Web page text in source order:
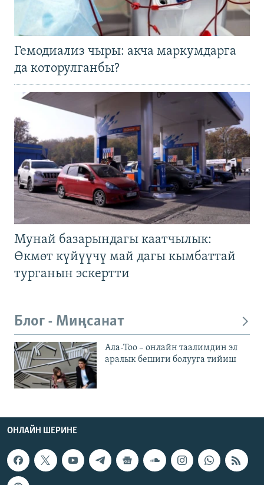
Гемодиализ чыры: акча маркумдарга
да которулганбы?
Мунай базарындагы каатчылык:
Өкмөт күйүүчү май дагы кымбаттай
турганын эскертти
Блог - Миңсанат
Ала-Тоо – онлайн таалимдин эл
аралык бешиги болууга тийиш
ОНЛАЙН ШЕРИНЕ